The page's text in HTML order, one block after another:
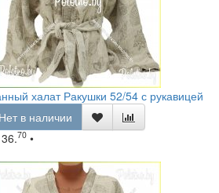
халат Ракушки 52/54 с рукавицей
в наличии
70 •